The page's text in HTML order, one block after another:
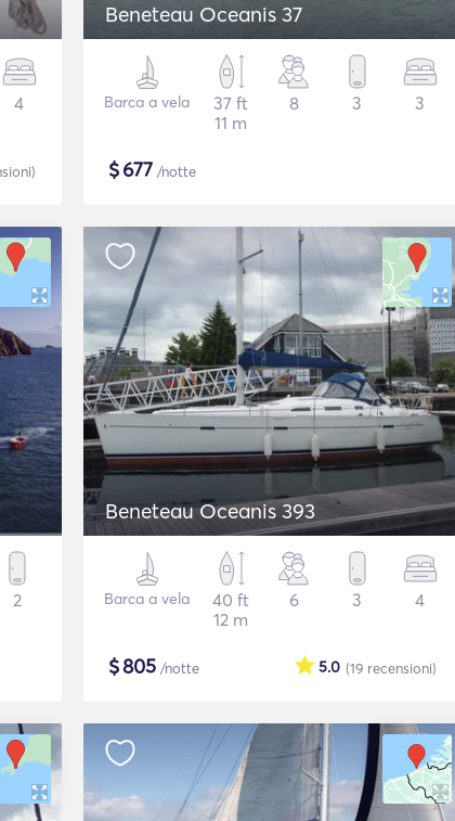
4
)
Beneteau Oceanis 37
Barca a vela
37 ft
11 m
8 3 3
$677 /notte
2
Beneteau Oceanis 393
Barca a vela
40 ft
12 m
6 3 4
$805 /notte (19 recensioni)
5.0